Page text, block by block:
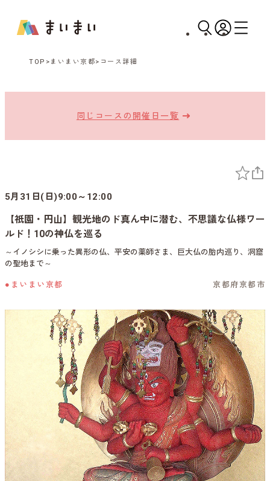
TOP まいまい京都 コース詳細
同じコースの開催日一覧
5月31日(日)9:00～12:00
【祇園・円山】観光地のド真ん中に潜む、不思議な仏様ワー
ルド！10の神仏を巡る
～イノシシに乗った異形の仏、平安の薬師さま、巨大仏の胎内巡り、洞窟
の聖地まで～
●まいまい京都 京都府京都市